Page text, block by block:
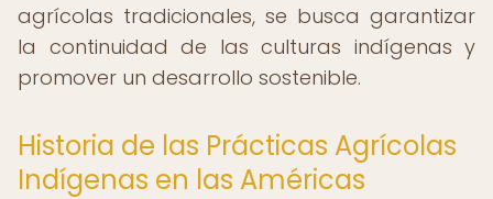
agrícolas tradicionales, se busca garantizar
la continuidad de las culturas indígenas y
promover un desarrollo sostenible.
Historia de las Prácticas Agrícolas
Indígenas en las Américas